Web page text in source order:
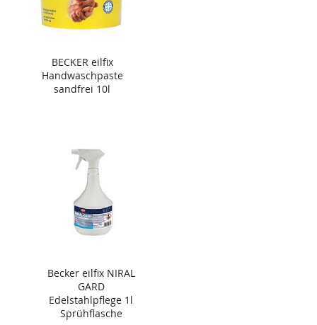
BECKER eilfix
Handwaschpaste
sandfrei 10l
Becker eilfix NIRAL
GARD
Edelstahlpflege 1l
Sprühflasche